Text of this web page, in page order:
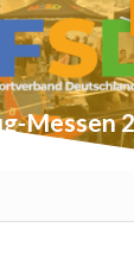
Skip
to
content
Messen